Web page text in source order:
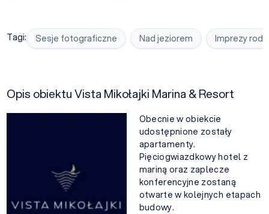
Tagi: Sesje fotograficzne Nad jeziorem Imprezy
Opis obiektu Vista Mikołajki Marina & Resort
Obecnie w obiekcie
udostępnione zostały
apartamenty.
Pięciogwiazdkowy hotel z
mariną oraz zaplecze
konferencyjne zostaną
otwarte w kolejnych etapach
budowy.